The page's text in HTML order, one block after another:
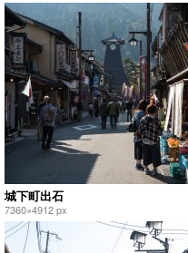
城下町出石
7360×4912 px